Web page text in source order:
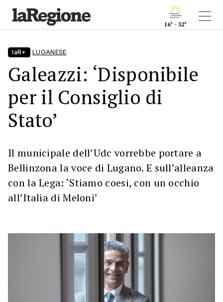
16° - 32°
laR+ LUGANESE
Galeazzi: ‘Disponibile
per il Consiglio di
Stato’
Il municipale dell’Udc vorrebbe portare a
Bellinzona la voce di Lugano. E sull’alleanza
con la Lega: ‘Stiamo coesi, con un occhio
all’Italia di Meloni’